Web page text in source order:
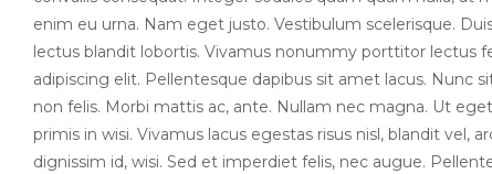
enim eu urna. Nam eget justo. Vestibulum scelerisque.
lectus blandit lobortis. Vivamus nonummy porttitor lectus
adipiscing elit. Pellentesque dapibus sit amet lacus. Nunc
non felis. Morbi mattis ac, ante. Nullam nec magna. Ut
primis in wisi. Vivamus lacus egestas risus nisl, blandit vel,
dignissim id, wisi. Sed et imperdiet felis, nec augue.